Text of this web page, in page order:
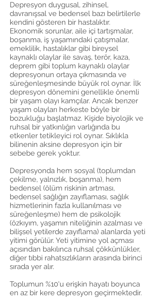
Depresyon duygusal, zihinsel,
davranışsal ve bedensel bazı belirtilerle
kendini gösteren bir hastalıktır.
Ekonomik sorunlar, aile içi tartışmalar,
boşanma, iş yaşamındaki çatışmalar,
emeklilik, hastalıklar gibi bireysel
kaynaklı olaylar ile savaş, terör, kaza,
deprem gibi toplum kaynaklı olaylar
depresyonun ortaya çıkmasında ve
süreğenleşmesinde büyük rol oynar. İlk
depresyon dönemini genellikle önemli
bir yaşam olayı kamçılar. Ancak benzer
yaşam olayları herkeste böyle bir
bozukluğu başlatmaz. Kişide biyolojik ve
ruhsal bir yatkınlığın varlığında bu
etkenler tetikleyici rol oynar. Sıklıkla
bilinenin aksine depresyon için bir
sebebe gerek yoktur.
Depresyonda hem sosyal (toplumdan
çekilme, yalnızlık, boşanma), hem
bedensel (ölüm riskinin artması,
bedensel sağlığın zayıflaması, sağlık
hizmetlerinin fazla kullanılması ve
süreğenleşme) hem de psikolojik
(özkıyım, yaşamın niteliğinin azalması ve
bilişsel yetilerde zayıflama) alanlarda yeti
yitimi görülür. Yeti yitimine yol açması
açısından bakılınca ruhsal çökkünlükler,
diğer tıbbi rahatsızlıkların arasında birinci
sırada yer alır.
Toplumun %10'u erişkin hayatı boyunca
en az bir kere depresyon geçirmektedir.